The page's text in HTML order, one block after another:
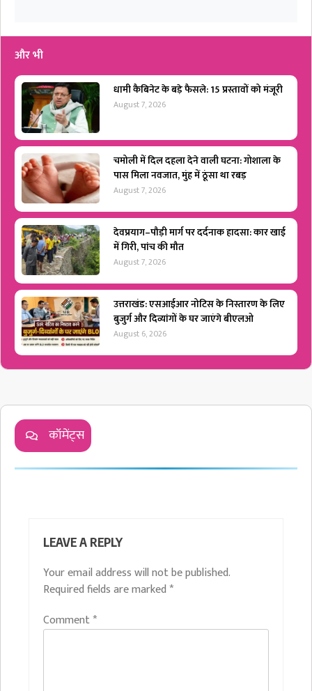
और भी
धामी कैबिनेट के बड़े फैसले: 15 प्रस्तावों को मंजूरी
August 7, 2026
चमोली में दिल दहला देने वाली घटना: गोशाला के
पास मिला नवजात, मुंह में ठूंसा था रबड़
August 7, 2026
देवप्रयाग–पौड़ी मार्ग पर दर्दनाक हादसा: कार खाई
में गिरी, पांच की मौत
August 7, 2026
उत्तराखंड: एसआईआर नोटिस के निस्तारण के लिए
बुजुर्ग और दिव्यांगों के घर जाएंगे बीएलओ
August 6, 2026
कॉमेंट्स
LEAVE A REPLY
Your email address will not be published.
Required fields are marked *
Comment*